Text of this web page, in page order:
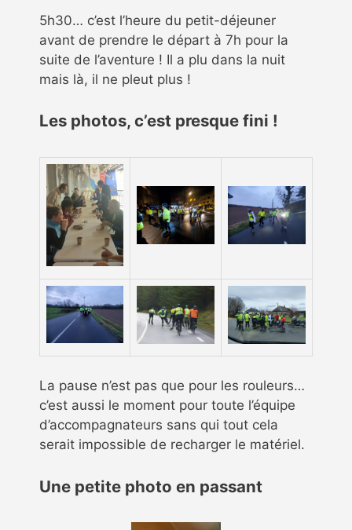
5h30… c’est l’heure du petit-déjeuner
avant de prendre le départ à 7h pour la
suite de l’aventure ! Il a plu dans la nuit
mais là, il ne pleut plus !
Les photos, c’est presque fini !
La pause n’est pas que pour les rouleurs…
c’est aussi le moment pour toute l’équipe
d’accompagnateurs sans qui tout cela
serait impossible de recharger le matériel.
Une petite photo en passant